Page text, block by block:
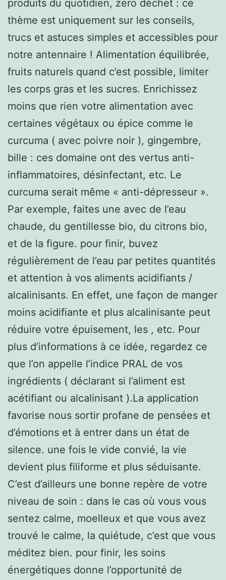
produits du quotidien, zéro déchet : ce
thème est uniquement sur les conseils,
trucs et astuces simples et accessibles pour
notre antennaire ! Alimentation équilibrée,
fruits naturels quand c’est possible, limiter
les corps gras et les sucres. Enrichissez
moins que rien votre alimentation avec
certaines végétaux ou épice comme le
curcuma ( avec poivre noir ), gingembre,
bille : ces domaine ont des vertus anti-
inflammatoires, désinfectant, etc. Le
curcuma serait même « anti-dépresseur ».
Par exemple, faites une avec de l’eau
chaude, du gentillesse bio, du citrons bio,
et de la figure. pour finir, buvez
régulièrement de l’eau par petites quantités
et attention à vos aliments acidifiants /
alcalinisants. En effet, une façon de manger
moins acidifiante et plus alcalinisante peut
réduire votre épuisement, les , etc. Pour
plus d’informations à ce idée, regardez ce
que l’on appelle l’indice PRAL de vos
ingrédients ( déclarant si l’aliment est
acétifiant ou alcalinisant ).La application
favorise nous sortir profane de pensées et
d’émotions et à entrer dans un état de
silence. une fois le vide convié, la vie
devient plus filiforme et plus séduisante.
C’est d’ailleurs une bonne repère de votre
niveau de soin : dans le cas où vous vous
sentez calme, moelleux et que vous avez
trouvé le calme, la quiétude, c’est que vous
méditez bien. pour finir, les soins
énergétiques donne l’opportunité de